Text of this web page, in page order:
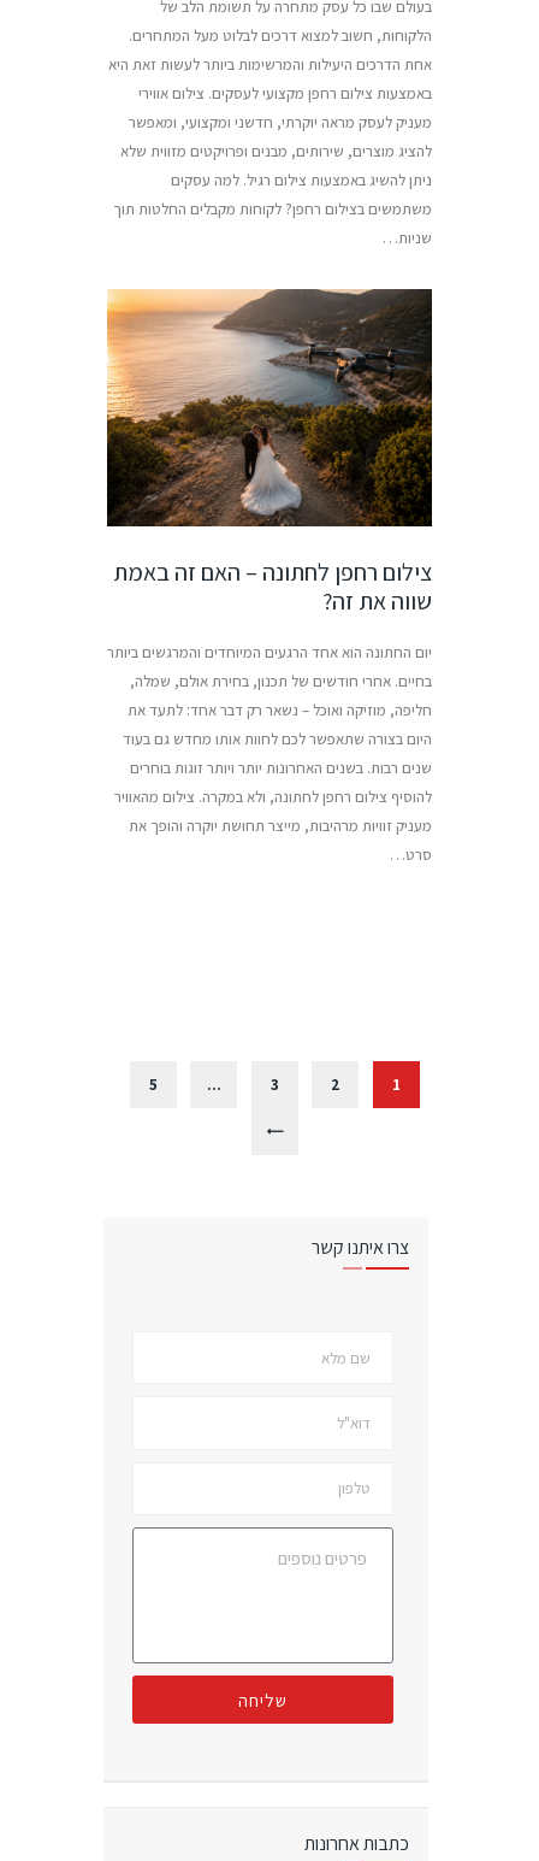
בעולם שבו כל עסק מתחרה על תשומת הלב של
הלקוחות, חשוב למצוא דרכים לבלוט מעל המתחרים.
אחת הדרכים היעילות והמרשימות ביותר לעשות זאת היא
באמצעות צילום רחפן מקצועי לעסקים. צילום אווירי
מעניק לעסק מראה יוקרתי, חדשני ומקצועי, ומאפשר
להציג מוצרים, שירותים, מבנים ופרויקטים מזווית שלא
ניתן להשיג באמצעות צילום רגיל. למה עסקים
משתמשים בצילום רחפן? לקוחות מקבלים החלטות תוך
שניות…
צילום רחפן לחתונה – האם זה באמת
שווה את זה?
יום החתונה הוא אחד הרגעים המיוחדים והמרגשים ביותר
בחיים. אחרי חודשים של תכנון, בחירת אולם, שמלה,
חליפה, מוזיקה ואוכל – נשאר רק דבר אחד: לתעד את
היום בצורה שתאפשר לכם לחוות אותו מחדש גם בעוד
שנים רבות. בשנים האחרונות יותר ויותר זוגות בוחרים
להוסיף צילום רחפן לחתונה, ולא במקרה. צילום מהאוויר
מעניק זוויות מרהיבות, מייצר תחושת יוקרה והופך את
סרט…
1
2
3
…
5
צרו איתנו קשר
שליחה
כתבות אחרונות